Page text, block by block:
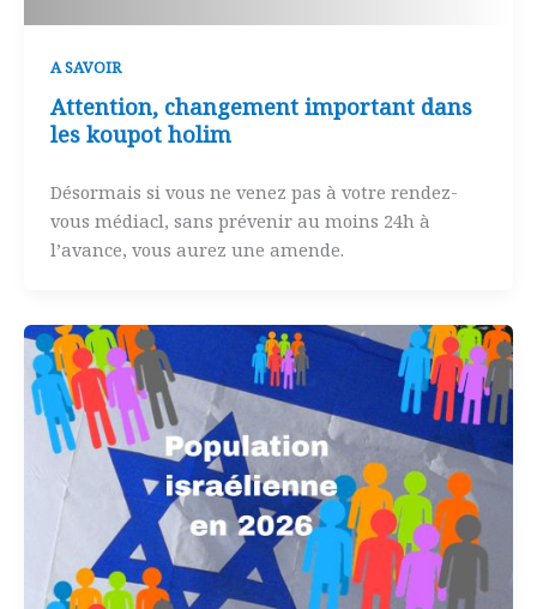
A SAVOIR
Attention, changement important dans
les koupot holim
Désormais si vous ne venez pas à votre rendez-
vous médiacl, sans prévenir au moins 24h à
l’avance, vous aurez une amende.